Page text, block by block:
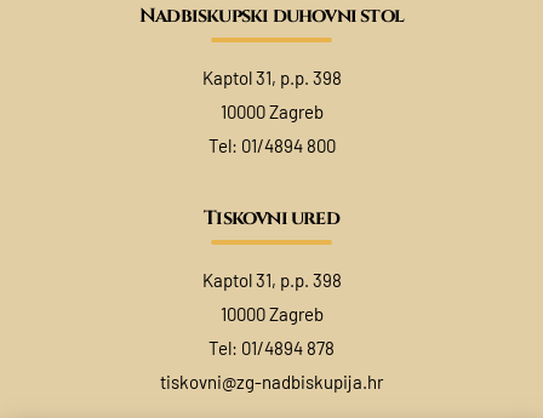
Nadbiskupski duhovni stol
Kaptol 31, p.p. 398
10000 Zagreb
Tel: 01/4894 800
Tiskovni ured
Kaptol 31, p.p. 398
10000 Zagreb
Tel: 01/4894 878
tiskovni@zg-nadbiskupija.hr